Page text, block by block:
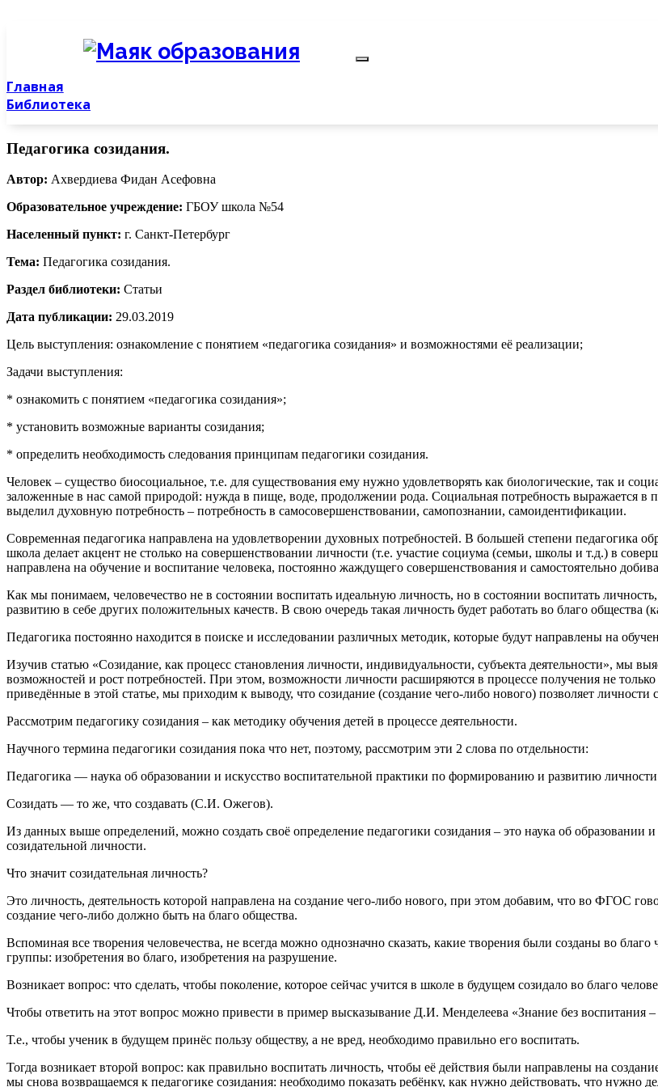
Главная
Библиотека
Педагогика созидания.
Автор: Ахвердиева Фидан Асефовна
Образовательное учреждение: ГБОУ школа №54
Населенный пункт: г. Санкт-Петербург
Тема: Педагогика созидания.
Раздел библиотеки: Статьи
Дата публикации: 29.03.2019
Цель выступления: ознакомление с понятием «педагогика созидания» и возможностями её реализации;
Задачи выступления:
* ознакомить с понятием «педагогика созидания»;
* установить возможные варианты созидания;
* определить необходимость следования принципам педагогики созидания.
Человек – существо биосоциальное, т.е. для существования ему нужно удовлетворять как биологические, так и
заложенные в нас самой природой: нужда в пище, воде, продолжении рода. Социальная потребность выражается
выделил духовную потребность – потребность в самосовершенствовании, самопознании, самоидентификации.
Современная педагогика направлена на удовлетворении духовных потребностей. В большей степени педагогика
школа делает акцент не столько на совершенствовании личности (т.е. участие социума (семьи, школы и т.д.) в
направлена на обучение и воспитание человека, постоянно жаждущего совершенствования и самостоятельно
Как мы понимаем, человечество не в состоянии воспитать идеальную личность, но в состоянии воспитать
развитию в себе других положительных качеств. В свою очередь такая личность будет работать во благо
Педагогика постоянно находится в поиске и исследовании различных методик, которые будут направлены на
Изучив статью «Созидание, как процесс становления личности, индивидуальности, субъекта деятельности», мы
возможностей и рост потребностей. При этом, возможности личности расширяются в процессе получения не
приведённые в этой статье, мы приходим к выводу, что созидание (создание чего-либо нового) позволяет личности
Рассмотрим педагогику созидания – как методику обучения детей в процессе деятельности.
Научного термина педагогики созидания пока что нет, поэтому, рассмотрим эти 2 слова по отдельности:
Педагогика — наука об образовании и искусство воспитательной практики по формированию и развитию
Созидать — то же, что создавать (С.И. Ожегов).
Из данных выше определений, можно создать своё определение педагогики созидания – это наука об
созидательной личности.
Что значит созидательная личность?
Это личность, деятельность которой направлена на создание чего-либо нового, при этом добавим, что во ФГОС
создание чего-либо должно быть на благо общества.
Вспоминая все творения человечества, не всегда можно однозначно сказать, какие творения были созданы во
группы: изобретения во благо, изобретения на разрушение.
Возникает вопрос: что сделать, чтобы поколение, которое сейчас учится в школе в будущем созидало во благо
Чтобы ответить на этот вопрос можно привести в пример высказывание Д.И. Менделеева «Знание без воспитания
Т.е., чтобы ученик в будущем принёс пользу обществу, а не вред, необходимо правильно его воспитать.
Тогда возникает второй вопрос: как правильно воспитать личность, чтобы её действия были направлены на
мы снова возвращаемся к педагогике созидания: необходимо показать ребёнку, как нужно действовать, что нужно